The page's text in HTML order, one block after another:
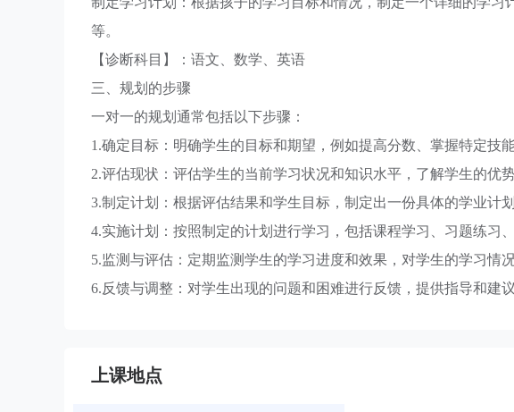
等。
【诊断科目】：语文、数学、英语
三、规划的步骤
一对一的规划通常包括以下步骤：
1.确定目标：明确学生的目标和期望，例如提高分数、掌握特定技能
2.评估现状：评估学生的当前学习状况和知识水平，了解学生的优势
3.制定计划：根据评估结果和学生目标，制定出一份具体的学业计
4.实施计划：按照制定的计划进行学习，包括课程学习、习题练习、
5.监测与评估：定期监测学生的学习进度和效果，对学生的学习情
6.反馈与调整：对学生出现的问题和困难进行反馈，提供指导和建
上课地点